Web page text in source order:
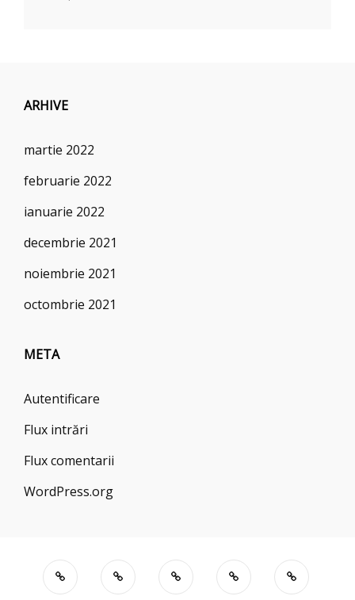
ARHIVE
martie 2022
februarie 2022
ianuarie 2022
decembrie 2021
noiembrie 2021
octombrie 2021
META
Autentificare
Flux intrări
Flux comentarii
WordPress.org